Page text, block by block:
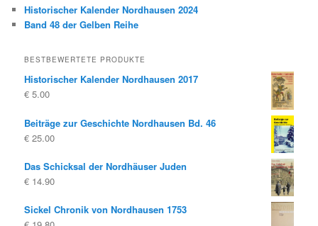
Historischer Kalender Nordhausen 2024
Band 48 der Gelben Reihe
BESTBEWERTETE PRODUKTE
Historischer Kalender Nordhausen 2017
€ 5.00
Beiträge zur Geschichte Nordhausen Bd. 46
€ 25.00
Das Schicksal der Nordhäuser Juden
€ 14.90
Sickel Chronik von Nordhausen 1753